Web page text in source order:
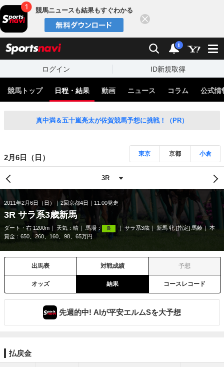
競馬ニュースも結果もすぐわかる
検索 通知
i
ログイン ID新規取得
競馬トップ 日程・結果 動画 ニュース コラム 公式情
真中満＆五十嵐亮太が佐賀競馬予想に挑戦！（PR）
2月6日（日） 東京 京都 小倉
2011年2月6日（日） 2回京都4日 11:00発走
3R サラ系3歳新馬
ダート・右 1200m 天気： 晴 馬場： 良 サラ系3歳 新馬 牝 [指定] 馬齢
本
賞金：650、260、160、98、65万円
出馬表 対戦成績 予想
オッズ 結果 コースレコード
先週的中! AIが平安エルムSを大予想
払戻金